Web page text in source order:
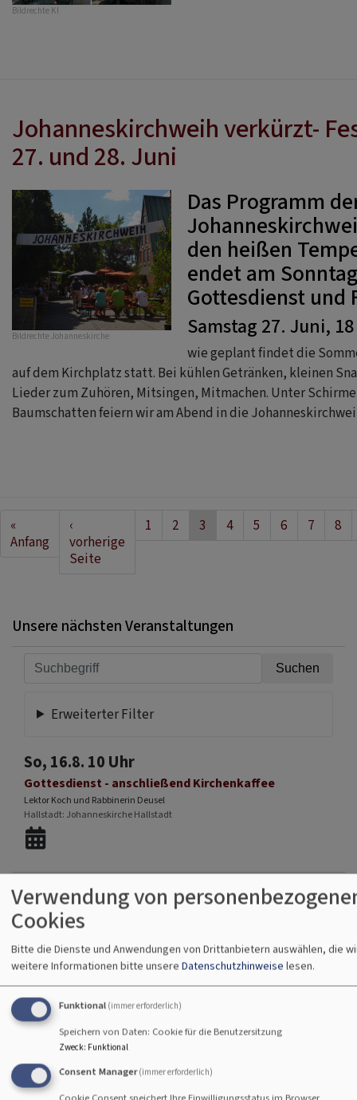
Bildrechte KI
Johanneskirchweih verkürzt-
27. und 28. Juni
Bildrechte Johanneskirche
Das Programm
den heißen
endet am
Gottesdienst und
Samstag 27. Juni,
wie geplant findet die
auf dem Kirchplatz statt. Bei kühlen Getränken, kleinen
Lieder zum Zuhören, Mitsingen, Mitmachen. Unter
Baumschatten feiern wir am Abend in die
Seitennummerierung
First
page
«
Anfang
Vorherige
Seite
‹
vorherige
Seite
Seite
1 Seite
2
Aktuelle
3 Seite
4 Seite
5 Seite
6 Seite
7 8
Unsere nächsten Veranstaltungen
Erweiterter Filter
So, 16.8. 10 Uhr
Gottesdienst - anschließend Kirchenkaffee
Lektor Koch und Rabbinerin Deusel
Hallstadt Johanneskirche Hallstadt
So, 23.8. 10 Uhr
Gottesdienst - anschließend Kirchenkaffee
Lektorin Herold
Hallstadt Johanneskirche Hallstadt
So, 30.8. 10 Uhr
Gottesdienst - anschließend Kirchenkaffee
Lektorin i.A.Teske
Verwendung von
Cookies
Bitte die Dienste und Anwendungen von Drittanbietern auswählen, die
weitere Informationen bitte unsere Datenschutzhinweise lesen.
Funktional (immer erforderlich)
Speichern von Daten: Cookie für die Benutzersitzung
Zweck: Funktional
Consent Manager (immer erforderlich)
Cookie Consent speichert Ihre Einwilligungsstatus im Browser